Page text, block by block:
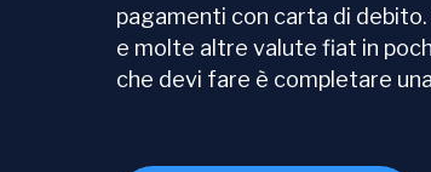
pagamenti con carta di debito.
e molte altre valute fiat in
che devi fare è completare